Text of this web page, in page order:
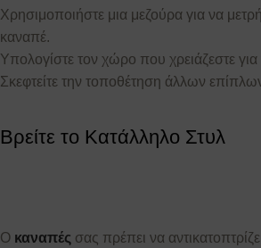
Χρησιμοποιήστε μια μεζούρα για να
καναπέ.
Υπολογίστε τον χώρο που χρειάζεστε
Σκεφτείτε την τοποθέτηση άλλων
Βρείτε το Κατάλληλο Στυλ
Ο καναπές σας πρέπει να